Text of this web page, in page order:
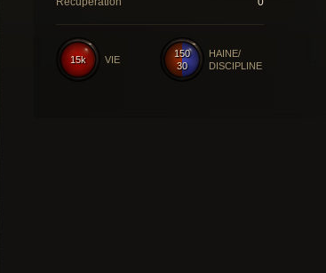
150
30
HAINE/
DISCIPLINE
15k VIE